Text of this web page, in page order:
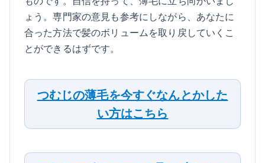
ょう。専門家の意見も参考にしながら、あなたに
合った方法で髪のボリュームを取り戻していくこ
とができるはずです。
つむじの薄毛を今すぐなんとかした
い方はこちら